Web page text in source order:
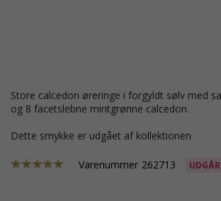
store calcedon øreringe i forgyldt sølv med sandblæst overflade
og 8 facetslebne mintgrønne calcedon.
Dette smykke er udgået af kollektionen
Varenummer 262713 UDGÅR